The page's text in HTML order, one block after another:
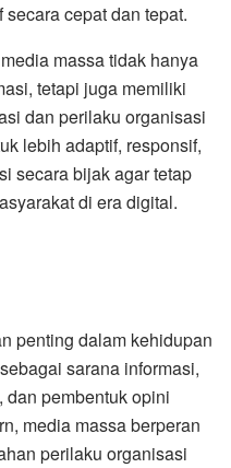
cepat dan tepat.
massa tidak hanya
tetapi juga memiliki
dan perilaku organisasi
lebih adaptif, responsif,
secara bijak agar tetap
di era digital.
penting dalam kehidupan
sarana informasi,
pembentuk opini
media massa berperan
perilaku organisasi